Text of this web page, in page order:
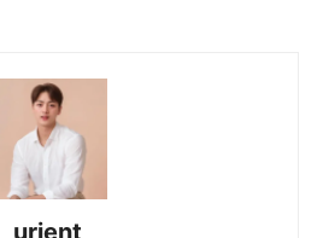
urjent